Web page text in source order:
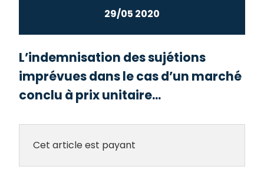
29/05 2020
L’indemnisation des sujétions
imprévues dans le cas d’un marché
conclu à prix unitaire...
Cet article est payant